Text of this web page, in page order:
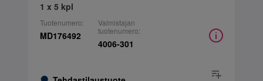
1 x 5 kpl
Tuotenumero:
MD176492
Valmistajan
tuotenumero:
4006-301